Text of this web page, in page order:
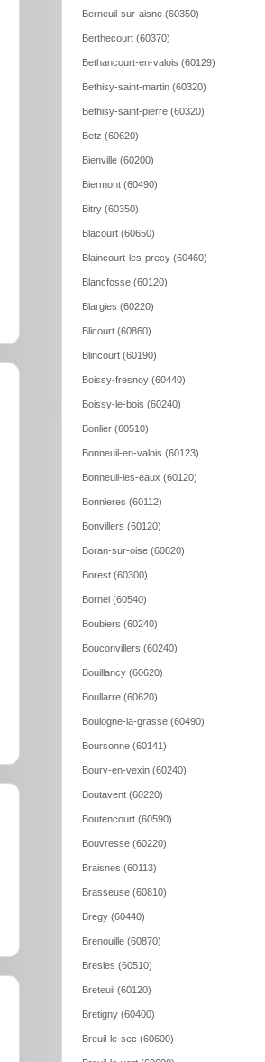
Berneuil-sur-aisne (60350)
Berthecourt (60370)
Bethancourt-en-valois (60129)
Bethisy-saint-martin (60320)
Bethisy-saint-pierre (60320)
Betz (60620)
Bienville (60200)
Biermont (60490)
Bitry (60350)
Blacourt (60650)
Blaincourt-les-precy (60460)
Blancfosse (60120)
Blargies (60220)
Blicourt (60860)
Blincourt (60190)
Boissy-fresnoy (60440)
Boissy-le-bois (60240)
Bonlier (60510)
Bonneuil-en-valois (60123)
Bonneuil-les-eaux (60120)
Bonnieres (60112)
Bonvillers (60120)
Boran-sur-oise (60820)
Borest (60300)
Bornel (60540)
Boubiers (60240)
Bouconvillers (60240)
Bouillancy (60620)
Boullarre (60620)
Boulogne-la-grasse (60490)
Boursonne (60141)
Boury-en-vexin (60240)
Boutavent (60220)
Boutencourt (60590)
Bouvresse (60220)
Braisnes (60113)
Brasseuse (60810)
Bregy (60440)
Brenouille (60870)
Bresles (60510)
Breteuil (60120)
Bretigny (60400)
Breuil-le-sec (60600)